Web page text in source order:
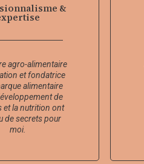
&
agro-alimentaire
et fondatrice
alimentaire
de
et la nutrition ont
de secrets pour
moi.